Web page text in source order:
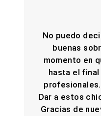
No puedo
buenas
momento en
hasta el
Dar a estos
Gracias de